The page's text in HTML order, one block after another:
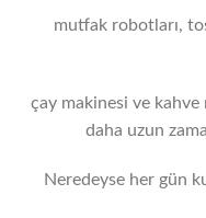
mutfak robotları,
çay makinesi ve kahve
daha uzun
Neredeyse her gün